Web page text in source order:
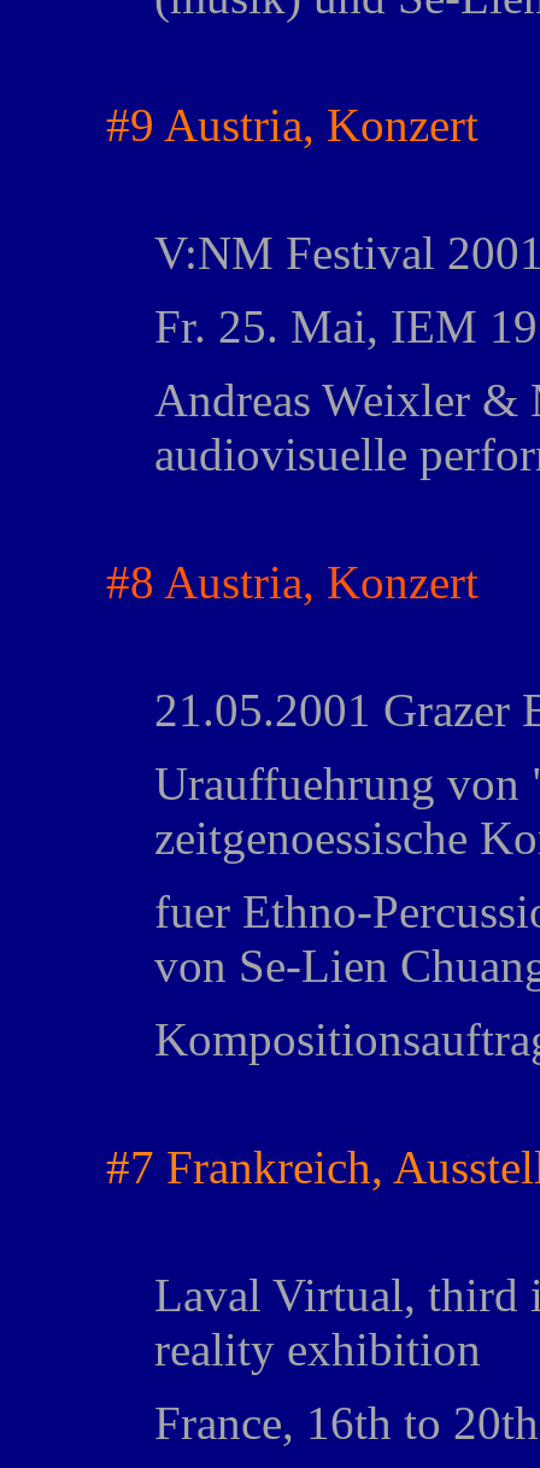
#9 Austria, Konzert
V:NM Festival
Fr. 25. Mai, IEM
Andreas Weixler
audiovisuelle
#8 Austria, Konzert
21.05.2001 Grazer
Urauffuehrung von
zeitgenoessische
fuer Ethno-
von Se-Lien
#7 Frankreich,
Laval Virtual, third
reality exhibition
France, 16th to